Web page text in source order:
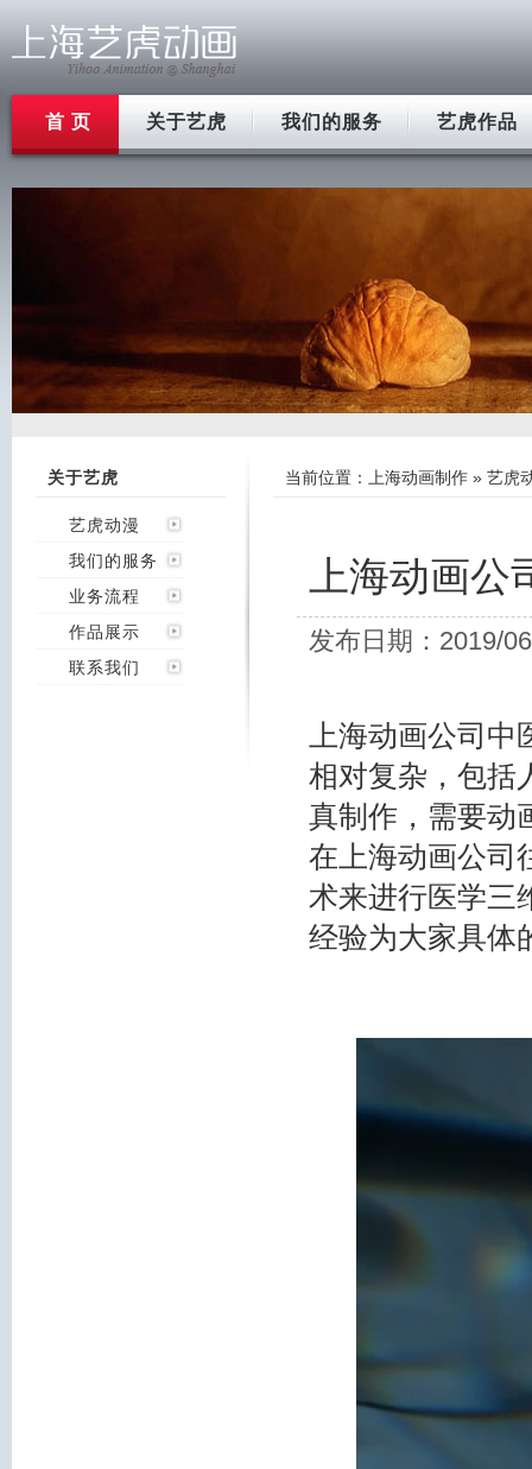
首 页 关于艺虎 我们的服务 艺虎作品
关于艺虎
艺虎动漫
我们的服务
业务流程
作品展示
联系我们
当前位置： 上海动画制作 » 艺虎
上海动画
发布日期：2019/
上海动画公司
相对复杂，包括
真制作，需要动
在上海动画公司
术来进行医学三
经验为大家具体